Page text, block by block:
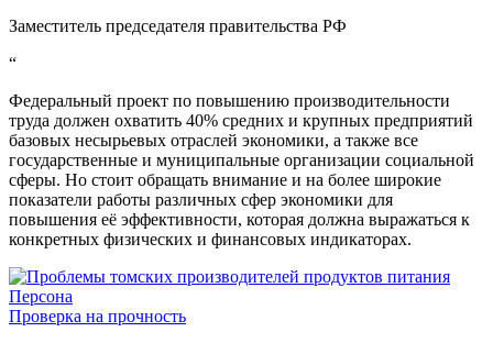
Заместитель председателя правительства РФ
“
Федеральный проект по повышению производительности
труда должен охватить 40% средних и крупных предприятий
базовых несырьевых отраслей экономики, а также все
государственные и муниципальные организации социальной
сферы. Но стоит обращать внимание и на более широкие
показатели работы различных сфер экономики для
повышения её эффективности, которая должна выражаться к
конкретных физических и финансовых индикаторах.
Персона
Проверка на прочность